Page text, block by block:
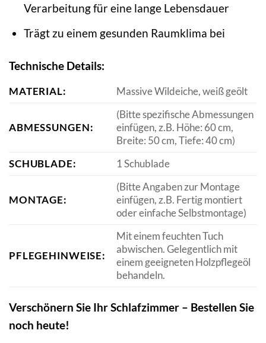
Verarbeitung für eine lange Lebensdauer
Trägt zu einem gesunden Raumklima bei
Technische Details:
MATERIAL: Massive Wildeiche, weiß geölt
ABMESSUNGEN:
(Bitte spezifische Abmessungen
einfügen, z.B. Höhe: 60 cm,
Breite: 50 cm, Tiefe: 40 cm)
SCHUBLADE:
1 Schublade
MONTAGE:
(Bitte Angaben zur Montage
einfügen, z.B. Fertig montiert
oder einfache Selbstmontage)
PFLEGEHINWEISE:
Mit einem feuchten Tuch
abwischen. Gelegentlich mit
einem geeigneten Holzpflegeöl
behandeln.
Verschönern Sie Ihr Schlafzimmer – Bestellen Sie
noch heute!